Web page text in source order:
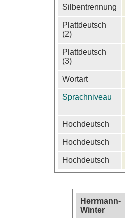
Silbentrennung
Plattdeutsch
(2)
Plattdeutsch
(3)
Wortart
Sprachniveau
Hochdeutsch
Hochdeutsch
Hochdeutsch
Herrmann-
Winter